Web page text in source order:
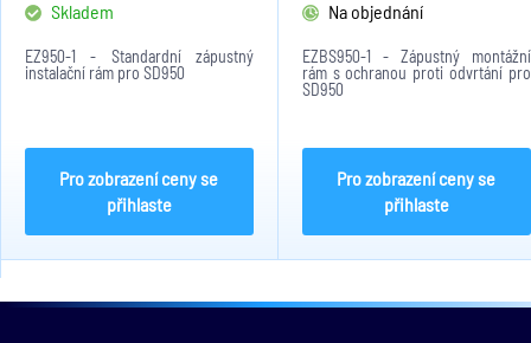
Skladem
EZ950-1 - Standardní zápustný
instalační rám pro SD950
Pro zobrazení ceny se
přihlaste
Na objednání
EZBS950-1 - Zápustný montážní
rám s ochranou proti odvrtání pro
SD950
Pro zobrazení ceny se
přihlaste